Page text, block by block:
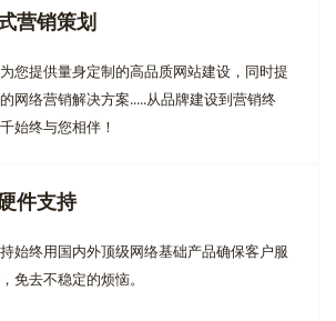
营销策划
您提供量身定制的高品质网站建设，同时提
网络营销解决方案.....从品牌建设到营销终
始终与您相伴！
件支持
始终用国内外顶级网络基础产品确保客户服
免去不稳定的烦恼。